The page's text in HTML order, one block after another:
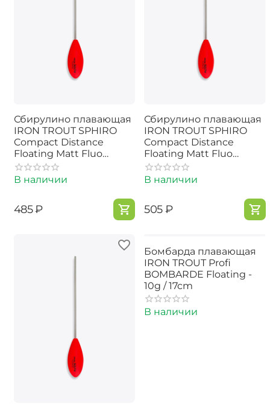
Сбирулино плавающая
IRON TROUT SPHIRO
Compact Distance
Floating Matt Fluo
Red/Orange - 25g
В наличии
‍485‍₽
Сбирулино плавающая
IRON TROUT SPHIRO
Compact Distance
Floating Matt Fluo
Red/Orange - 30g
В наличии
‍505‍₽
Бомбарда плавающая
IRON TROUT Profi
BOMBARDE Floating -
10g / 17cm
В наличии